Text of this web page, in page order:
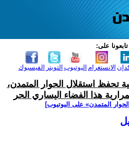
تابعونا على:
الفيسبوك التويتر اليوتيوب الانستغرام
تحفظ استقلال الحوار المتمدن،
هذا الفضاء اليساري الحر
المتمدن» على اليوتيوب]